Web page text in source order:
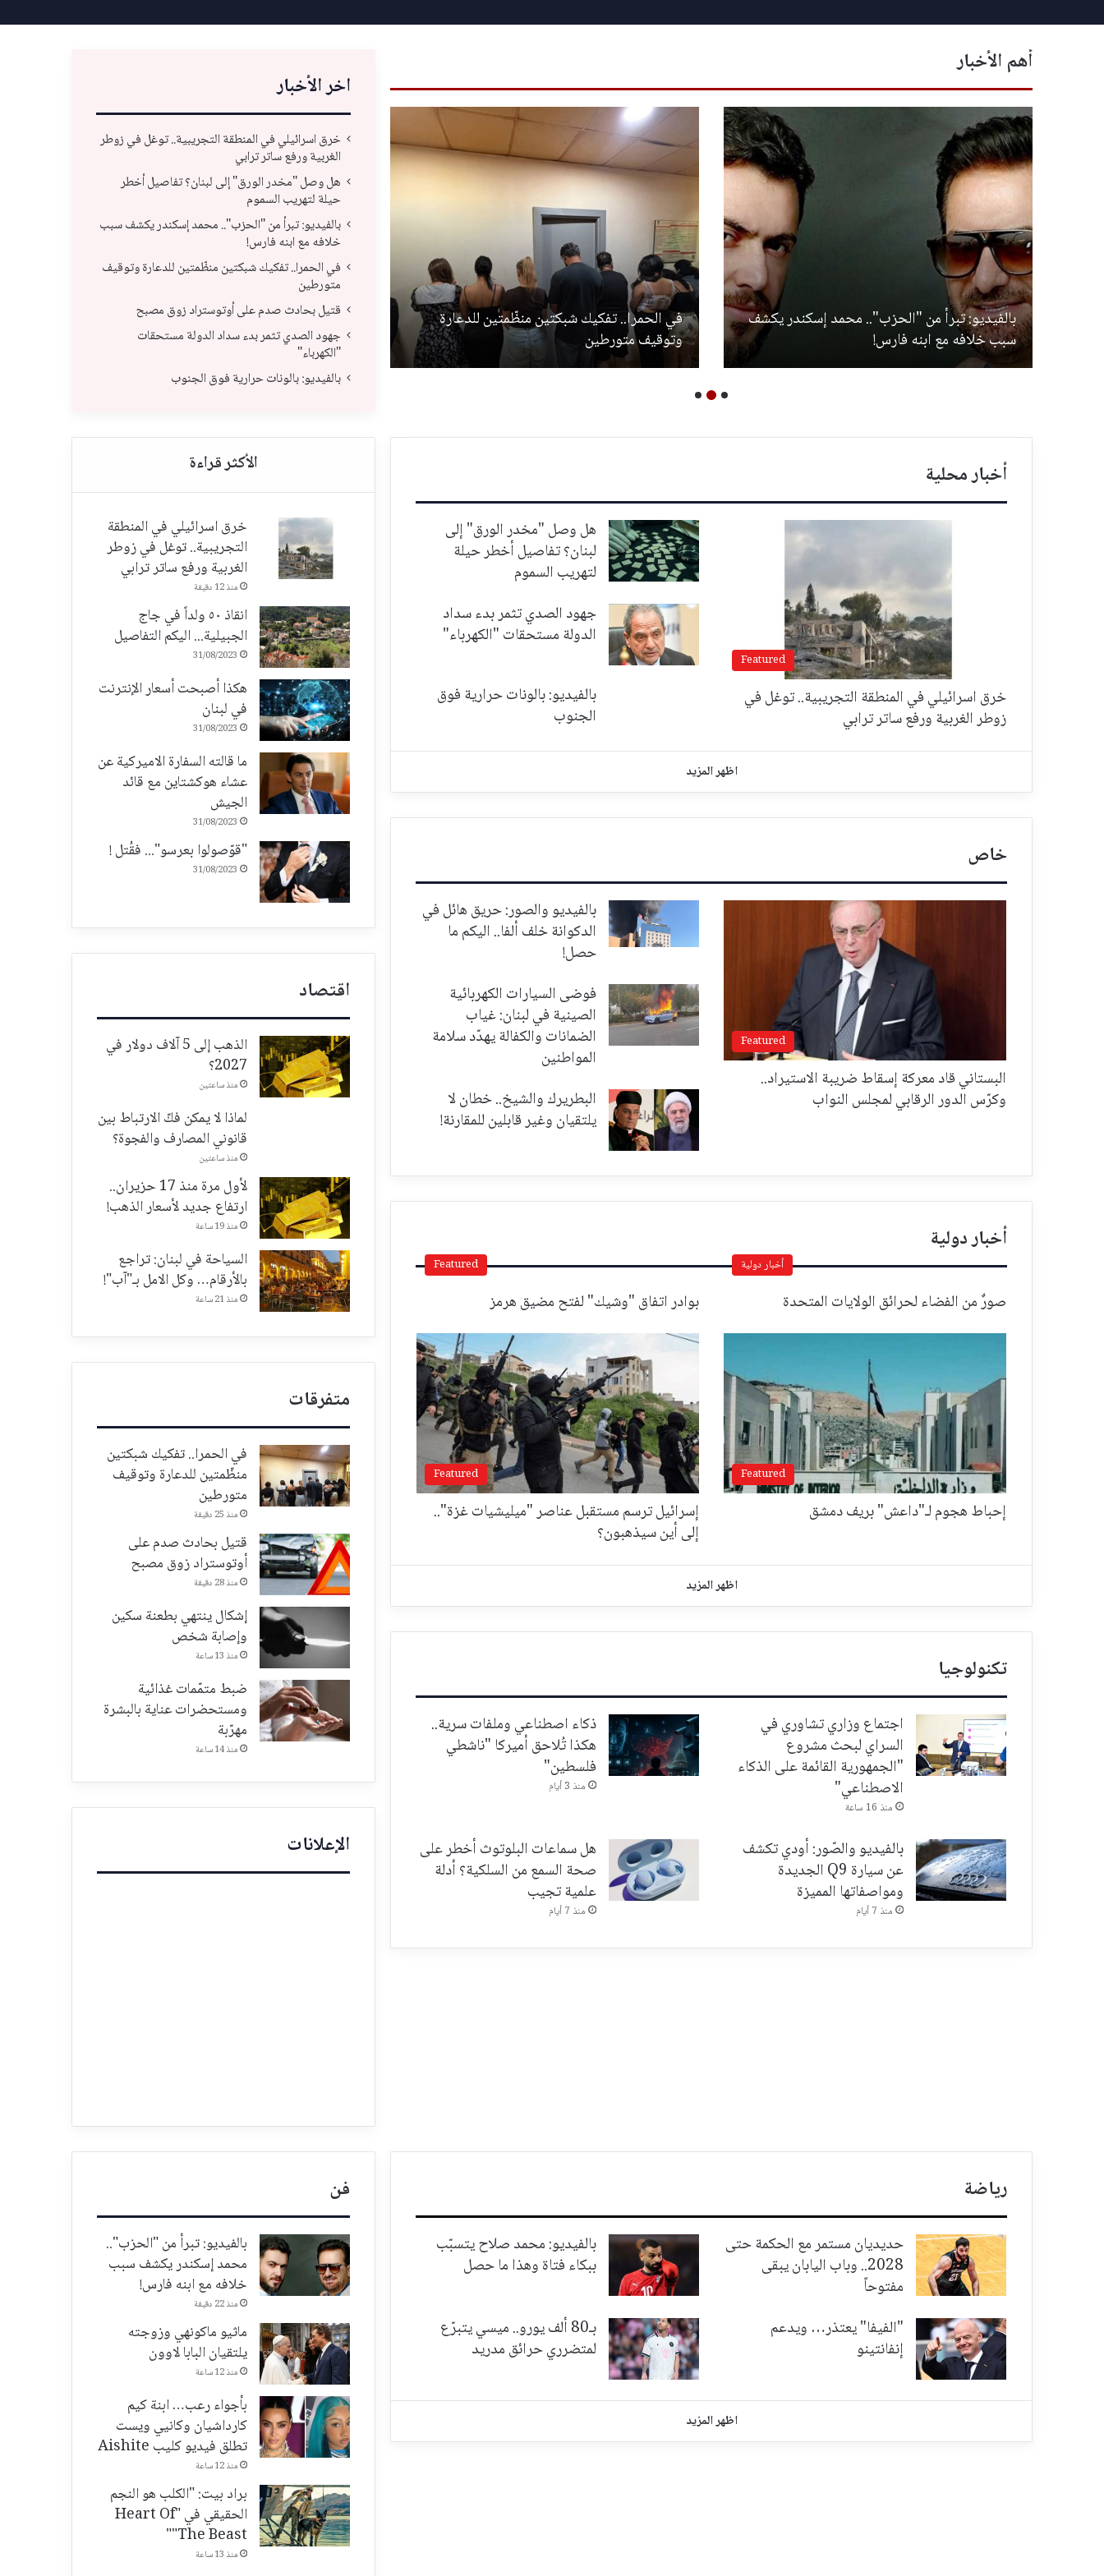
أهم الأخبار
بالفيديو: تبرأ من "الحزب".. محمد إسكندر يكشف
سبب خلافه مع ابنه فارس!
في الحمرا.. تفكيك شبكتين منظّمتين للدعارة
وتوقيف متورطين
قتيل بحادث صدم على أوتوستراد زوق مصبح
اخر الأخبار
خرق اسرائيلي في المنطقة التجريبية.. توغل في زوطر
الغربية ورفع ساتر ترابي
هل وصل "مخدر الورق" إلى لبنان؟ تفاصيل أخطر
حيلة لتهريب السموم
بالفيديو: تبرأ من "الحزب".. محمد إسكندر يكشف سبب
خلافه مع ابنه فارس!
في الحمرا.. تفكيك شبكتين منظّمتين للدعارة وتوقيف
متورطين
قتيل بحادث صدم على أوتوستراد زوق مصبح
جهود الصدي تثمر بدء سداد الدولة مستحقات
"الكهرباء"
بالفيديو: بالونات حرارية فوق الجنوب
أخبار محلية
Featured
خرق اسرائيلي في المنطقة التجريبية.. توغل في
زوطر الغربية ورفع ساتر ترابي
هل وصل "مخدر الورق" إلى
لبنان؟ تفاصيل أخطر حيلة
لتهريب السموم
جهود الصدي تثمر بدء سداد
الدولة مستحقات "الكهرباء"
بالفيديو: بالونات حرارية فوق
الجنوب
اظهر المزيد
خاص
Featured
البستاني قاد معركة إسقاط ضريبة الاستيراد..
وكرّس الدور الرقابي لمجلس النواب
بالفيديو والصور: حريق هائل في
الدكوانة خلف ألفا.. اليكم ما
حصل!
فوضى السيارات الكهربائية
الصينية في لبنان: غياب
الضمانات والكفالة يهدّد سلامة
المواطنين
البطريرك والشيخ.. خطان لا
يلتقيان وغير قابلين للمقارنة!
أخبار دولية
أخبار دولية
صورٌ من الفضاء لحرائق الولايات المتحدة
Featured
بوادر اتفاق "وشيك" لفتح مضيق هرمز
Featured
إحباط هجوم لـ"داعش" بريف دمشق
Featured
إسرائيل ترسم مستقبل عناصر "ميليشيات غزة"..
إلى أين سيذهبون؟
اظهر المزيد
تكنولوجيا
اجتماع وزاري تشاوري في
السراي لبحث مشروع
"الجمهورية القائمة على الذكاء
الاصطناعي"
منذ 16 ساعة
ذكاء اصطناعي وملفات سرية..
هكذا تُلاحق أميركا "ناشطي
فلسطين"
منذ 3 أيام
بالفيديو والصّور: أودي تكشف
عن سيارة Q9 الجديدة
ومواصفاتها المميزة
منذ 7 أيام
هل سماعات البلوتوث أخطر على
صحة السمع من السلكية؟ أدلة
علمية تجيب
منذ 7 أيام
خرق اسرائيلي في المنطقة
التجريبية.. توغل في زوطر
الغربية ورفع ساتر ترابي
منذ 12 دقيقة
انقاذ ٥٠ ولداً في جاج
الجبيلية... اليكم التفاصيل
31/08/2023
هكذا أصبحت أسعار الإنترنت
في لبنان
31/08/2023
ما قالته السفارة الاميركية عن
عشاء هوكشتاين مع قائد
الجيش
31/08/2023
"قوّصولوا بعرسو"... فقُتل !
31/08/2023
اقتصاد
الذهب إلى 5 آلاف دولار في
2027؟
منذ ساعتين
لماذا لا يمكن فكّ الارتباط بين
قانوني المصارف والفجوة؟
منذ ساعتين
لأول مرة منذ 17 حزيران..
ارتفاع جديد لأسعار الذهب!
منذ 19 ساعة
السياحة في لبنان: تراجع
بالأرقام… وكل الامل بـ"آب"!
منذ 21 ساعة
متفرقات
في الحمرا.. تفكيك شبكتين
منظّمتين للدعارة وتوقيف
متورطين
منذ 25 دقيقة
قتيل بحادث صدم على
أوتوستراد زوق مصبح
منذ 28 دقيقة
إشكال ينتهي بطعنة سكين
وإصابة شخص
منذ 13 ساعة
ضبط متمّمات غذائية
ومستحضرات عناية بالبشرة
مهرّبة
منذ 14 ساعة
الإعلانات
رياضة
حديديان مستمر مع الحكمة حتى
2028.. وباب اليابان يبقى
مفتوحاً
بالفيديو: محمد صلاح يتسبّب
ببكاء فتاة وهذا ما حصل
"الفيفا" يعتذر… ويدعم
إنفانتينو
بـ80 ألف يورو.. ميسي يتبرّع
لمتضرري حرائق مدريد
اظهر المزيد
فن
بالفيديو: تبرأ من "الحزب"..
محمد إسكندر يكشف سبب
خلافه مع ابنه فارس!
منذ 22 دقيقة
ماثيو ماكونهي وزوجته
يلتقيان البابا لاوون
منذ 12 ساعة
بأجواء رعب… ابنة كيم
كارداشيان وكانيي ويست
تطلق فيديو كليب Aishite
منذ 12 ساعة
براد بيت: "الكلب هو النجم
الحقيقي في "Heart Of
The Beast""
منذ 13 ساعة